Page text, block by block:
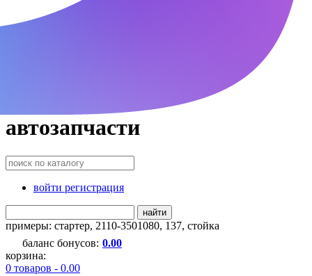
автозапчасти
войти регистрация
найти
примеры: стартер, 2110-3501080, 137, стойка
баланс бонусов: 0.00
корзина:
0 товаров - 0.00